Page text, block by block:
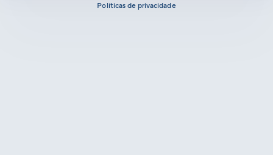
Políticas de privacidade